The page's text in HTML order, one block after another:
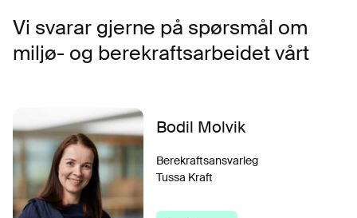
Vi svarar gjerne på spørsmål om
miljø- og berekraftsarbeidet vårt
Bodil Molvik
Berekraftsansvarleg
Tussa Kraft